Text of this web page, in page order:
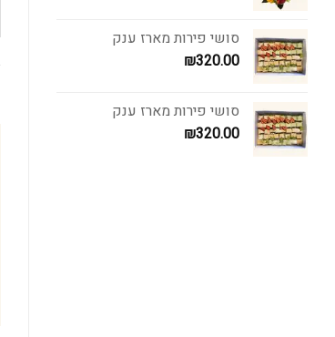
₪310.00.
₪280.00.סושי פירות מארז ענק
₪320.00
סושי פירות מארז ענק
₪320.00